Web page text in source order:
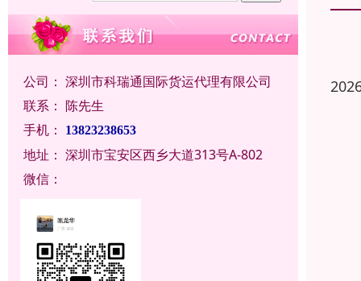
公司： 深圳市科瑞通国际货运代理有限公司
联系： 陈先生
手机：
13823238653
地址： 深圳市宝安区西乡大道313号A-802
微信：